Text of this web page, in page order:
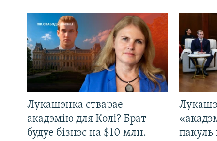
Лукашэнка стварае
акадэмію для Колі? Брат
будуе бізнэс на $10 млн.
пакуль